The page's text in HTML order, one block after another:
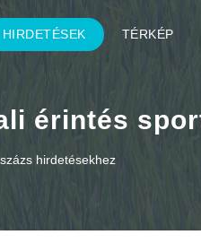
HIRDETÉSEK TÉRKÉP
érintés
hirdetésekhez